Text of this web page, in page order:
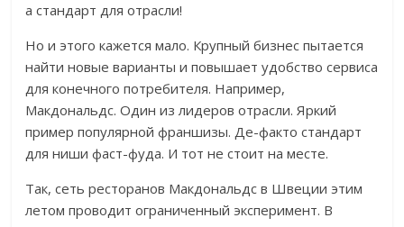
а стандарт для отрасли!
Но и этого кажется мало. Крупный бизнес пытается
найти новые варианты и повышает удобство сервиса
для конечного потребителя. Например,
Макдональдс. Один из лидеров отрасли. Яркий
пример популярной франшизы. Де-факто стандарт
для ниши фаст-фуда. И тот не стоит на месте.
Так, сеть ресторанов Макдональдс в Швеции этим
летом проводит ограниченный эксперимент. В